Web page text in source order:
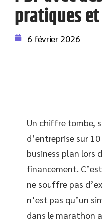
pratiques
6 février 2026
Un chiffre tombe,
d’entreprise sur
business plan lors
financement.
ne souffre pas
n’est pas qu’un
dans le marathon